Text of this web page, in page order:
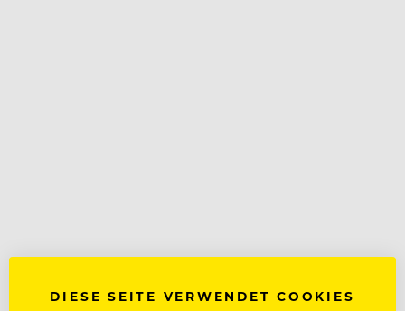
DIESE SEITE VERWENDET COOKIES